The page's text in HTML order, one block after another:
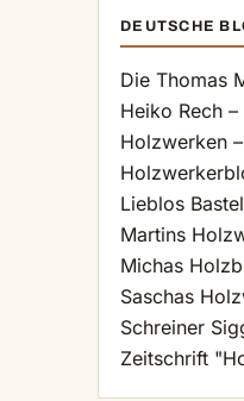
DEUTSCHE
Die Thomas
Heiko Rech
Holzwerken
Lieblos
Martins
Michas
Saschas
Schreiner
Zeitschrift